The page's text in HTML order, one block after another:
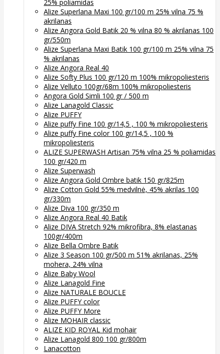
25% poliamidas
Alize Superlana Maxi 100 gr/100 m 25% vilna 75 %
akrilanas
Alize Angora Gold Batik 20 % vilna 80 % akrilanas 100
gr/550m
Alize Superlana Maxi Batik 100 gr/100 m 25% vilna 75
% akrilanas
Alize Angora Real 40
Alize Softy Plus 100 gr/120 m 100% mikropoliesteris
Alize Velluto 100gr/68m 100% mikropoliesteris
Angora Gold Simli 100 gr / 500 m
Alize Lanagold Classic
Alize PUFFY
Alize puffy Fine 100 gr/14,5 , 100 % mikropoliesteris
Alize puffy Fine color 100 gr/14,5 , 100 %
mikropoliesteris
ALIZE SUPERWASH Artisan 75% vilna 25 % poliamidas
100 gr/420 m
Alize Superwash
Alize Angora Gold Ombre batik 150 gr/825m
Alize Cotton Gold 55% medvilnė, 45% akrilas 100
gr/330m
Alize Diva 100 gr/350 m
Alize Angora Real 40 Batik
Alize DIVA Stretch 92% mikrofibra, 8% elastanas
100gr/400m
Alize Bella Ombre Batik
Alize 3 Season 100 gr/500 m 51% akrilanas, 25%
mohera, 24% vilna
Alize Baby Wool
Alize Lanagold Fine
Alize NATURALE BOUCLE
Alize PUFFY color
Alize PUFFY More
Alize MOHAIR classic
ALIZE KID ROYAL Kid mohair
Alize Lanagold 800 100 gr/800m
Lanacotton